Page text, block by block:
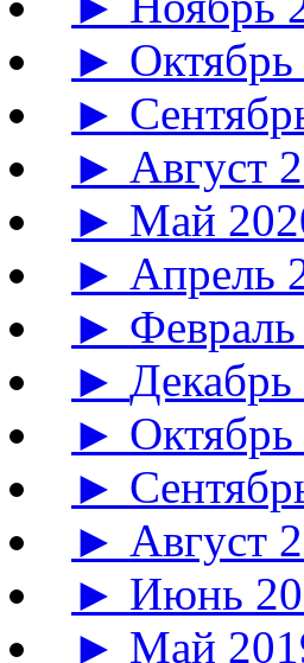
►
►
► Август
► Май
► Апрель
►
►Декабрь
►
►
► Август
► Июнь
► Май